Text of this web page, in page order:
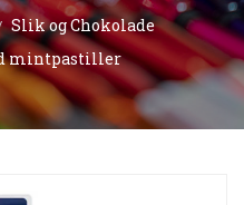
Slik og Chokolade
mintpastiller